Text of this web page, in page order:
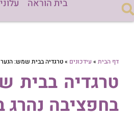
בית הוראה
דף הבית » עידכונים »טרגדיה בבית שמש: הנער
טרגדיה בבית
בחפציבה נהרג